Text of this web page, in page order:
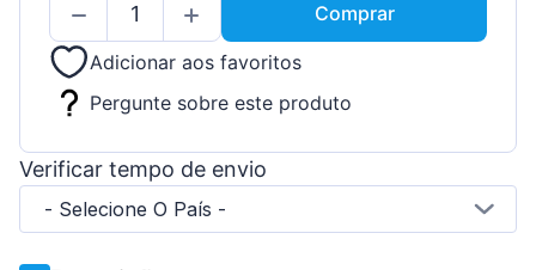
Comprar
Adicionar aos favoritos
Pergunte sobre este produto
Verificar tempo de envio
- Selecione O País -